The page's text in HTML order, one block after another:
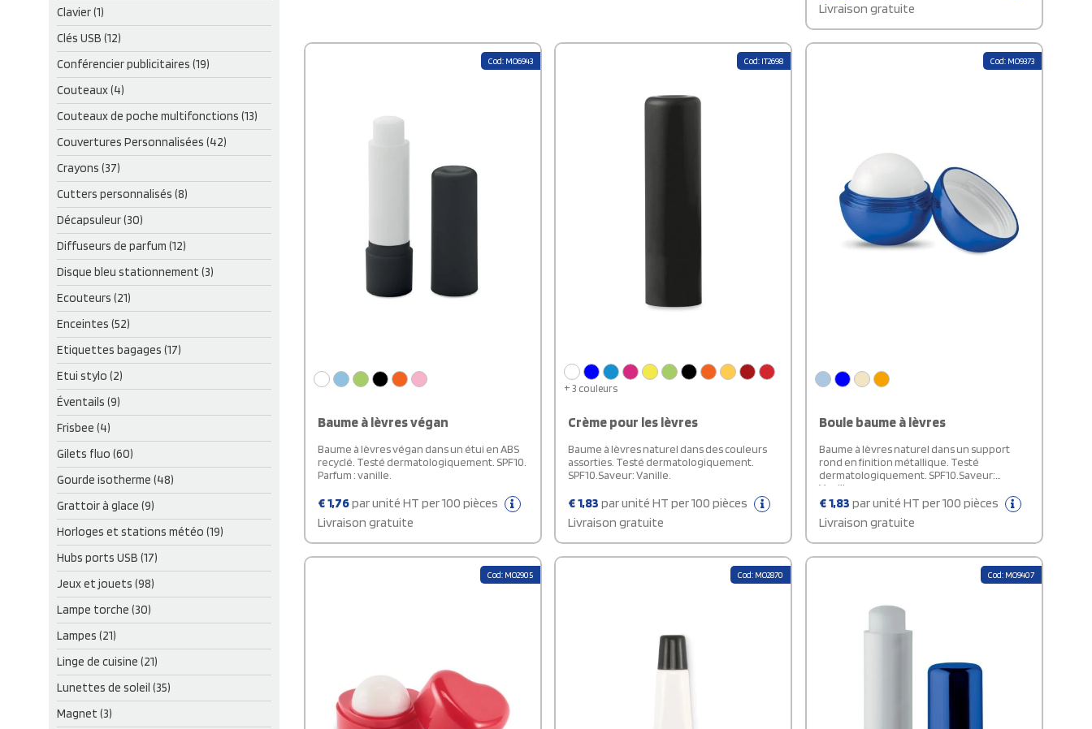
Clavier (1)
Clés USB (12)
Conférencier publicitaires (19)
Couteaux (4)
Couteaux de poche multifonctions (13)
Couvertures Personnalisées (42)
Crayons (37)
Cutters personnalisés (8)
Décapsuleur (30)
Diffuseurs de parfum (12)
Disque bleu stationnement (3)
Ecouteurs (21)
Enceintes (52)
Etiquettes bagages (17)
Etui stylo (2)
Éventails (9)
Frisbee (4)
Gilets fluo (60)
Gourde isotherme (48)
Grattoir à glace (9)
Horloges et stations météo (19)
Hubs ports USB (17)
Jeux et jouets (98)
Lampe torche (30)
Lampes (21)
Linge de cuisine (21)
Lunettes de soleil (35)
Magnet (3)
quotidien, ce baume à lèvres est idéal aussi
bien en été qu’en hiver, lorsque les lèvres
excellent objet publicitaire : utile, apprécié
Livraison gratuite
Cod: MO6943
Baume à lèvres végan
Baume à lèvres végan dans un étui en ABS
recyclé. Testé dermatologiquement. SPF10.
Parfum : vanille.
€1,76par unité HT per 100 pièces
Livraison gratuite
Cod: IT2698
+ 3 couleurs
Crème pour les lèvres
Baume à lèvres naturel dans des couleurs
assorties. Testé dermatologiquement.
SPF10.Saveur: Vanille.
€1,83 par unité HT per 100 pièces
Livraison gratuite
Cod: MO9373
Boule baume à lèvres
Baume à lèvres naturel dans un support
rond en finition métallique. Testé
dermatologiquement. SPF10.Saveur:
Vanille.
€1,83 par unité HT per 100 pièces
Livraison gratuite
Cod: MO2905 Cod: MO2870 Cod: MO9407